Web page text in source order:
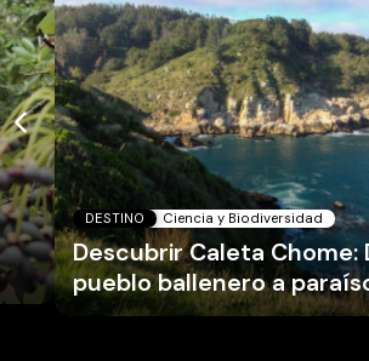
DESTINO Ciencia y Biodiversidad
Descubrir Caleta Chome:
pueblo ballenero a